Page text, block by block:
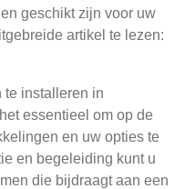
geschikt zijn voor uw
artikel te lezen:
te installeren in
essentieel om op de
en uw opties te
en begeleiding kunt u
die bijdraagt aan een